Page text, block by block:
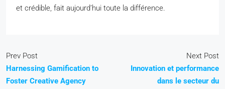
et crédible, fait aujourd’hui toute la différence.
Prev Post
Harnessing Gamification to
Foster Creative Agency
Next Post
Innovation et performance
dans le secteur du